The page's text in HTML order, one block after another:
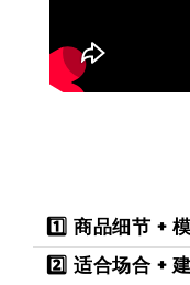
1️⃣ 商品细节 +
2️⃣ 适合场合 +